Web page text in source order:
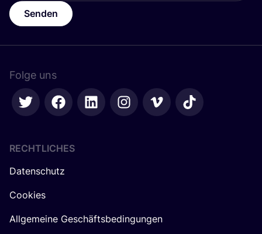
Senden
Folge uns
RECHTLICHES
Datenschutz
Cookies
Allgemeine Geschäftsbedingungen